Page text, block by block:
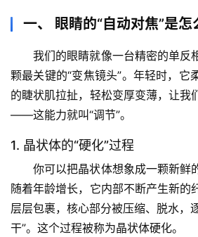
一、 眼睛的“自动对焦”是怎
我们的眼睛就像一台精密的单反
颗最关键的“变焦镜头”。年轻时，它
的睫状肌拉扯，轻松变厚变薄，让我
——这能力就叫“调节”。
1. 晶状体的“硬化”过程
你可以把晶状体想象成一颗新鲜
随着年龄增长，它内部不断产生新的
层层包裹，核心部分被压缩、脱水，
干”。这个过程被称为晶状体硬化。